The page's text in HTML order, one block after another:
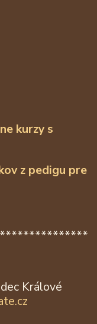
kurzy s
z pedigu pre
Králové